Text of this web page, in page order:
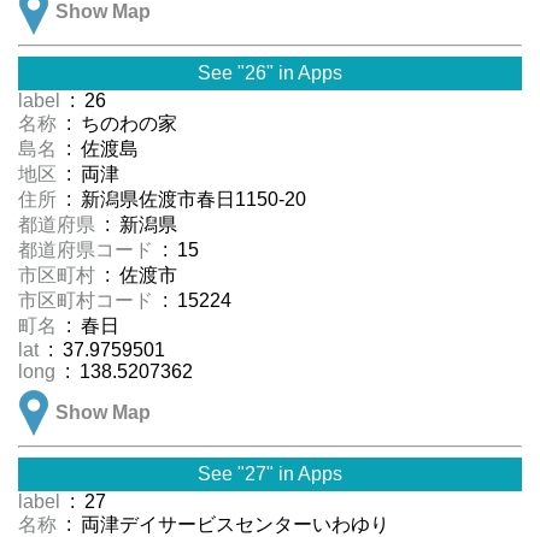
Show Map
See "26" in Apps
label
: 26
名称 : ちのわの家
島名
: 佐渡島
地区 : 両津
住所 : 新潟県佐渡市春日1150-20
都道府県 : 新潟県
都道府県コード
: 15
市区町村 : 佐渡市
市区町村コード
: 15224
町名
: 春日
lat : 37.9759501
long : 138.5207362
Show Map
See "27" in Apps
label
: 27
名称 : 両津デイサービスセンターいわゆり